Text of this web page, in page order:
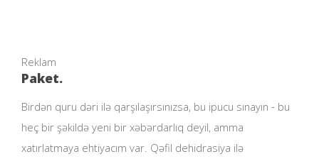
Reklam
Paket.
Birdən quru dəri ilə qarşılaşırsınızsa, bu ipucu sınayın - bu
heç bir şəkildə yeni bir xəbərdarlıq deyil, amma
xatırlatmaya ehtiyacım var. Qəfil dehidrasiya ilə